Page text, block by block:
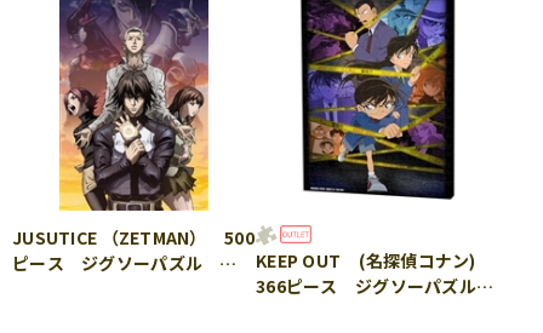
JUSUTICE （ZETMAN） 500
ピース ジグソーパズル
KEEP OUT (名探偵コナン)
366ピース ジグソーパズル